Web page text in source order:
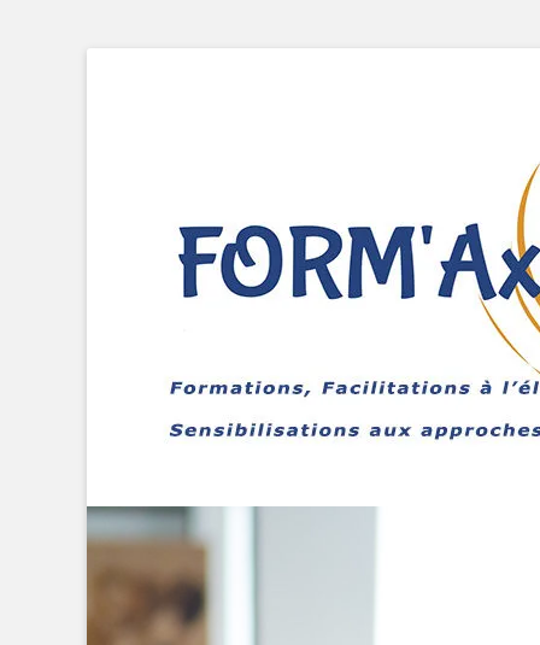
FORMAXELLE -
Formations, Facilitations à l'élaboration de projets,